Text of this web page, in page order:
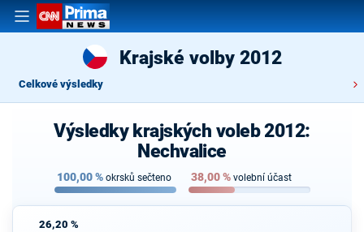
Krajské volby 2012
Celkové výsledky
Výsledky krajských voleb 2012:
Nechvalice
100,00% okrsků sečteno 38,00% volební účast
26,20 %